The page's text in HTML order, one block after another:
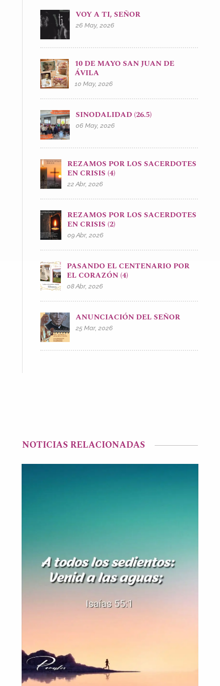
VOY A TI, SEÑOR
26 May, 2026
10 DE MAYO SAN JUAN DE
ÁVILA
10 May, 2026
SINODALIDAD (26.5)
06 May, 2026
REZAMOS POR LOS SACERDOTES
EN CRISIS (4)
22 Abr, 2026
REZAMOS POR LOS SACERDOTES
EN CRISIS (2)
09 Abr, 2026
PASANDO EL CENTENARIO POR
EL CORAZÓN (4)
08 Abr, 2026
ANUNCIACIÓN DEL SEÑOR
25 Mar, 2026
NOTICIAS RELACIONADAS